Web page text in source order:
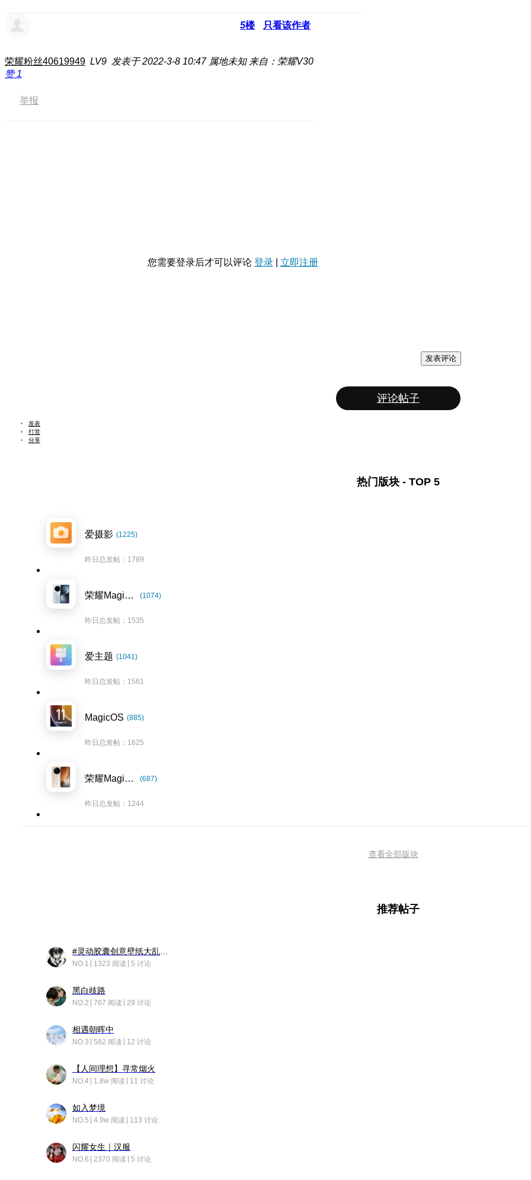
5楼 只看该作者
荣耀粉丝40619949 LV9 发表于 2022-3-8 10:47 属地未知 来自：荣耀V30
赞1
举报
您需要登录后才可以评论 登录 立即注册
发表评论
评论帖子
发表
打赏
分享
热门版块 - TOP 5
爱摄影 (1225)
昨日总发帖：1789
荣耀Magic7系列 (1074)
昨日总发帖：1535
爱主题 (1041)
昨日总发帖：1561
MagicOS (885)
昨日总发帖：1625
荣耀Magic8系列 (687)
昨日总发帖：1244
查看全部版块
推荐帖子
NO.1 1323 阅读 5 讨论
黑白歧路
NO.2 767 阅读 29 讨论
相遇朝晖中
NO.3 582 阅读 12 讨论
【人间理想】寻常烟火
NO.4 1.8w 阅读 11 讨论
如入梦境
NO.5 4.9w 阅读 113 讨论
闪耀女生｜汉服
NO.6 2370 阅读 5 讨论